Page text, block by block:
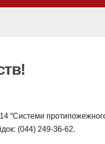
“Системи
(044) 249-36-62.